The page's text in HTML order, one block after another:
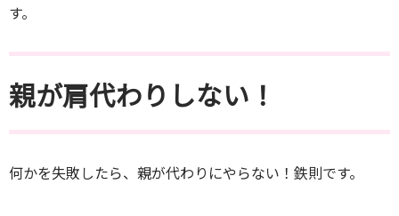
す。
親が肩代わりしない！
何かを失敗したら、親が代わりにやらない！鉄則です。